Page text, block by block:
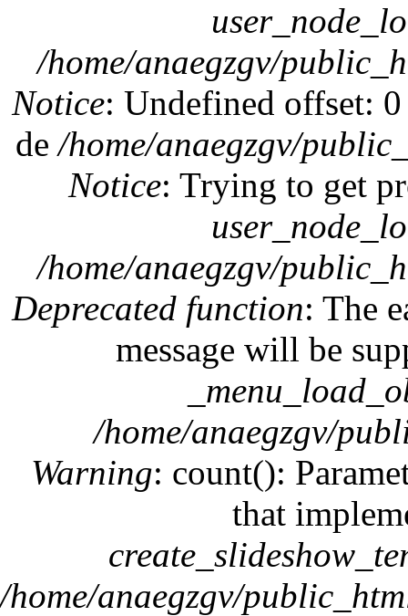
/home/anaegzgv/
Notice: Undefined offset:
de/home/anaegzgv/
Notice: Trying to get
/home/anaegzgv/
Deprecated function: The
message will be
/home/anaegzgv/
Warning: count():
that
/home/anaegzgv/